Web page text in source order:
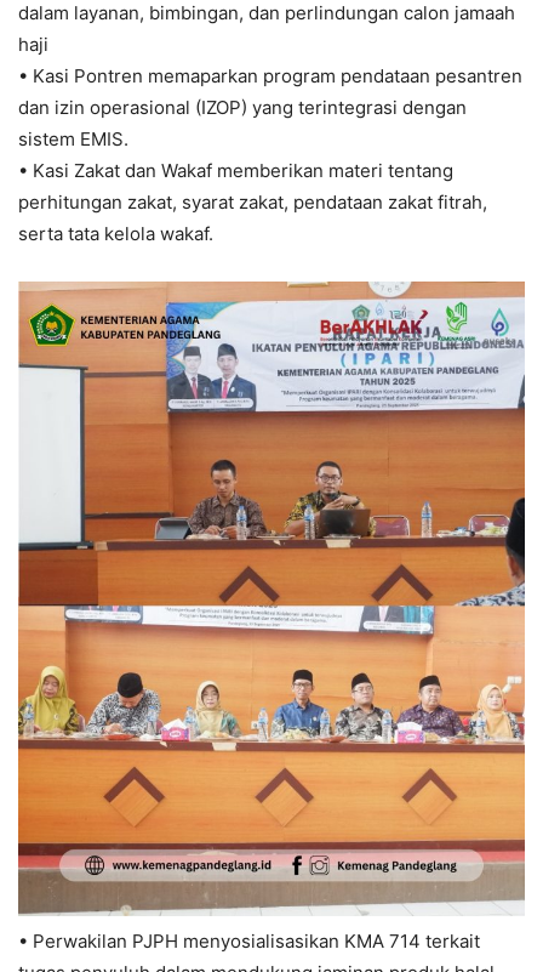
dalam layanan, bimbingan, dan perlindungan calon jamaah
haji
• Kasi Pontren memaparkan program pendataan pesantren
dan izin operasional (IZOP) yang terintegrasi dengan
sistem EMIS.
• Kasi Zakat dan Wakaf memberikan materi tentang
perhitungan zakat, syarat zakat, pendataan zakat fitrah,
serta tata kelola wakaf.
• Perwakilan PJPH menyosialisasikan KMA 714 terkait